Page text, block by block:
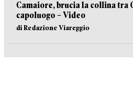
Camaiore, brucia la collina tra
capoluogo – Video
di Redazione Viareggio